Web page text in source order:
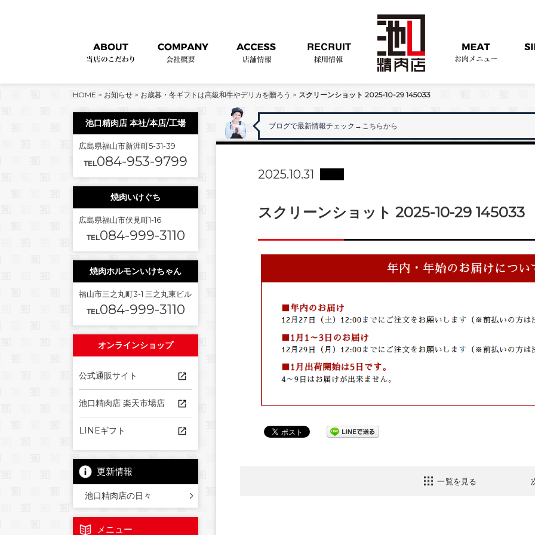
HOME > お知らせ > お歳暮・冬ギフトは高級和牛やデリカを贈ろう > スクリーンショット 2025-10-29 145033
ブログで最新情報チェック →こちらから
2025.10.31
スクリーンショット 2025-10-29 145033
一覧を見る
池口精肉店 本社/本店/工場
広島県福山市新涯町5-31-39
TEL084-953-9799
焼肉いけぐち
広島県福山市伏見町1-16
TEL084-999-3110
焼肉ホルモンいけちゃん
福山市三之丸町3-1 三之丸東ビル
TEL084-999-3110
オンラインショップ
公式通販サイト
池口精肉店 楽天市場店
LINEギフト
更新情報
池口精肉店の日々
メニュー